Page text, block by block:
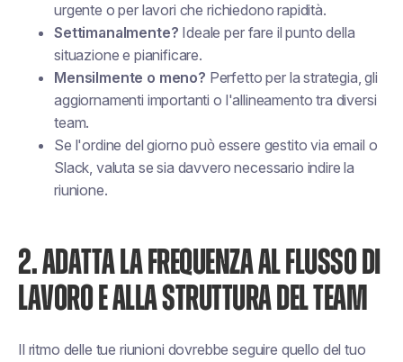
urgente o per lavori che richiedono rapidità.
Settimanalmente? Ideale per fare il punto della
situazione e pianificare.
Mensilmente o meno? Perfetto per la strategia, gli
aggiornamenti importanti o l'allineamento tra diversi
team.
Se l'ordine del giorno può essere gestito via email o
Slack, valuta se sia davvero necessario indire la
riunione.
2. ADATTA LA FREQUENZA AL FLUSSO DI
LAVORO E ALLA STRUTTURA DEL TEAM
Il ritmo delle tue riunioni dovrebbe seguire quello del tuo